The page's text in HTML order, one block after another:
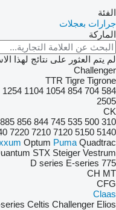
الفئة
جرارات بعجلات
الماركة
لم يتم العثور على نتائج لهذا
Challenger
TTR Tigre Tigrone
584
704
854
1054
1104
1254
2505
CK
310
500
535
745
844
856
885
5140
5150
7120
7210
7220
Optum Puma Quadtrac
STX Steiger Vestrum
775
D series E-series
CH MT
CFG
Claas
Celtis Challenger Elios